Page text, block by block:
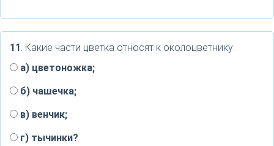
11. Какие части цветка относят к околоцветнику:
а) цветоножка;
б) чашечка;
в) венчик;
г) тычинки?